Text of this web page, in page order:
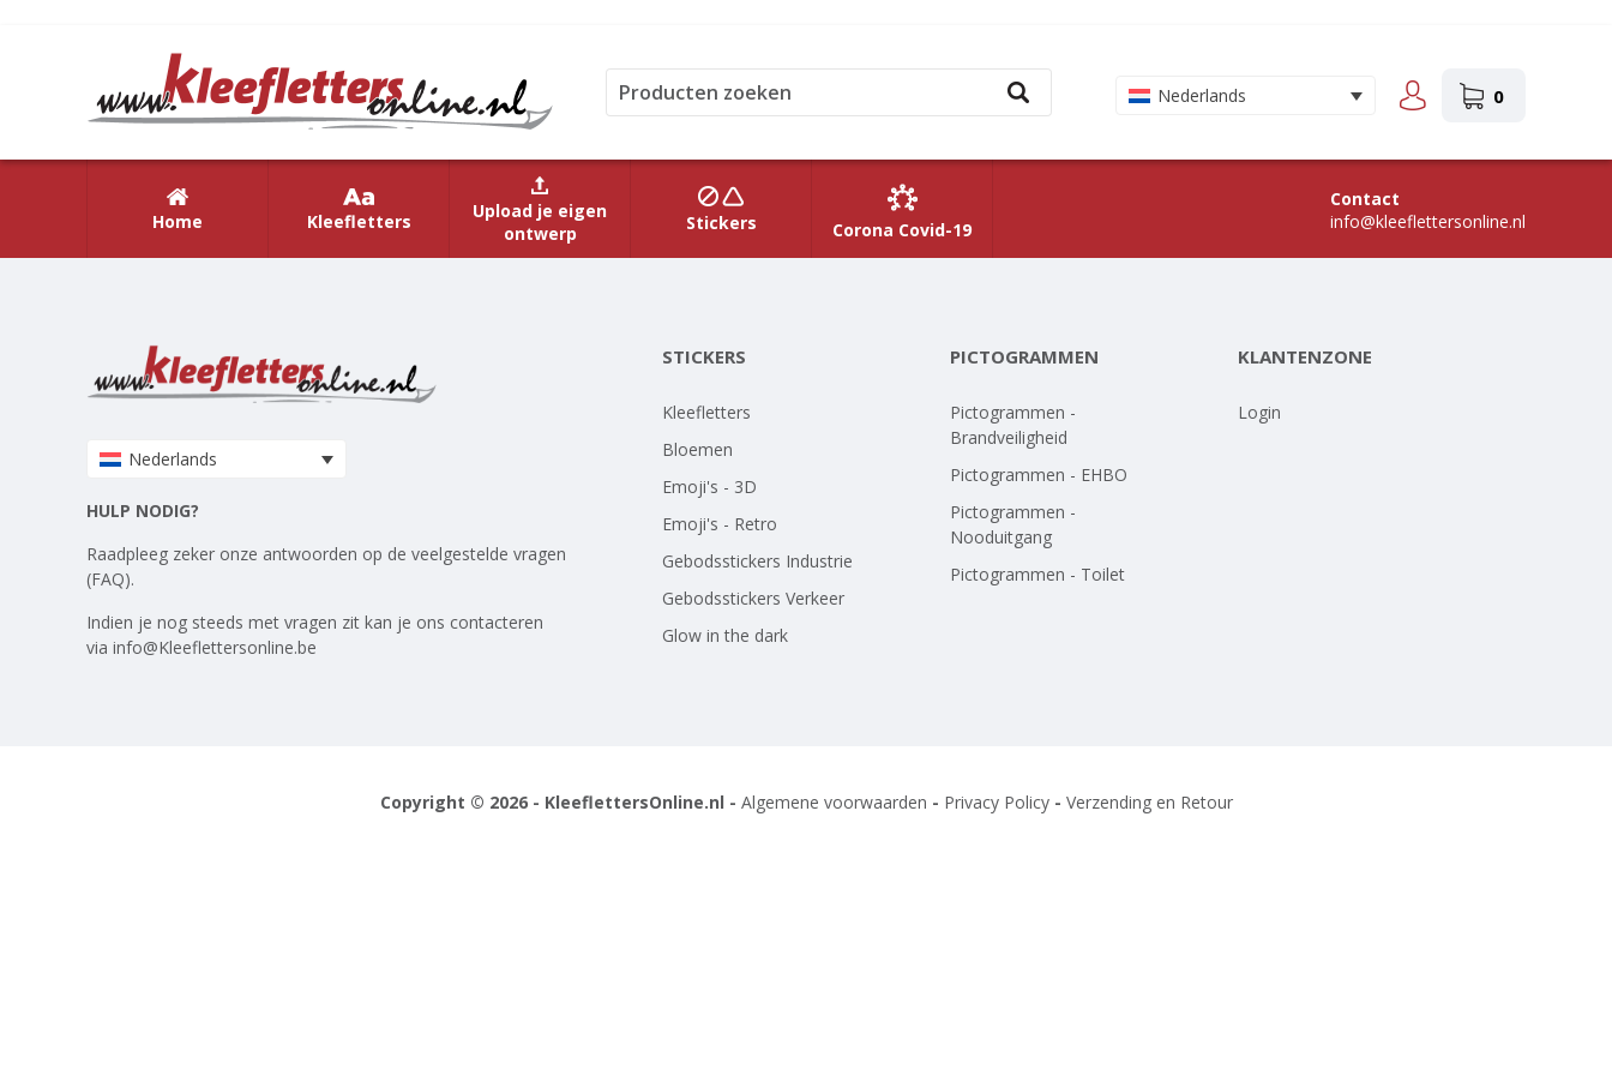
Nederlands 0
Home Kleefletters
Upload je eigen
ontwerp
Stickers Corona Covid-19
Contact
info@kleeflettersonline.nl
Nederlands
HULP NODIG?
Raadpleeg zeker onze antwoorden op de veelgestelde vragen
(FAQ).
Indien je nog steeds met vragen zit kan je ons contacteren
via info@Kleeflettersonline.be
STICKERS
Kleefletters
Bloemen
Emoji's - 3D
Emoji's - Retro
Gebodsstickers Industrie
Gebodsstickers Verkeer
Glow in the dark
PICTOGRAMMEN
Pictogrammen -
Brandveiligheid
Pictogrammen - EHBO
Pictogrammen -
Nooduitgang
Pictogrammen - Toilet
KLANTENZONE
Login
Copyright © 2026 - KleeflettersOnline.nl - Algemene voorwaarden - Privacy Policy- Verzending en Retour